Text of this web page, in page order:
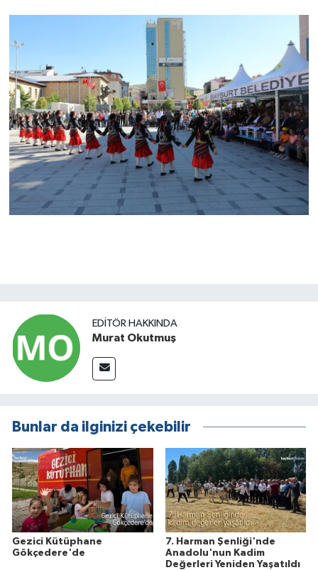
EDITÖR HAKKINDA
Murat Okutmuş
Bunlar da ilginizi çekebilir
Gezici Kütüphane
Gökçedere'de
7. Harman Şenliği'nde
Anadolu'nun Kadim
Değerleri Yeniden Yaşatıldı